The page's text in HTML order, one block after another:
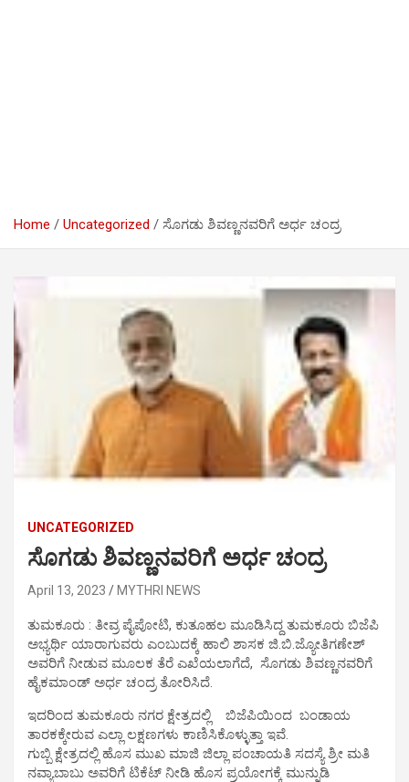
Home Uncategorized ಸೊಗಡು ಶಿವಣ್ಣನವರಿಗೆ ಅರ್ಧ ಚಂದ್ರ
UNCATEGORIZED
ಸೊಗಡು ಶಿವಣ್ಣನವರಿಗೆ ಅರ್ಧ ಚಂದ್ರ
April 13, 2023 MYTHRI NEWS
ತುಮಕೂರು : ತೀವ್ರ ಪೈಪೋಟಿ, ಕುತೂಹಲ ಮೂಡಿಸಿದ್ದ ತುಮಕೂರು ಬಿಜೆಪಿ
ಅಭ್ಯರ್ಥಿ ಯಾರಾಗುವರು ಎಂಬುದಕ್ಕೆ ಹಾಲಿ ಶಾಸಕ ಜಿ.ಬಿ.ಜ್ಯೋತಿಗಣೇಶ್
ಅವರಿಗೆ ನೀಡುವ ಮೂಲಕ ತೆರೆ ಎಖೆಯಲಾಗೆದೆ, ಸೊಗಡು ಶಿವಣ್ಣನವರಿಗೆ
ಹೈಕಮಾಂಡ್ ಅರ್ಧ ಚಂದ್ರ ತೋರಿಸಿದೆ.
ಇದರಿಂದ ತುಮಕೂರು ನಗರ ಕ್ಷೇತ್ರದಲ್ಲಿ ಬಿಜೆಪಿಯಿಂದ ಬಂಡಾಯ
ತಾರಕಕ್ಕೇರುವ ಎಲ್ಲಾ ಲಕ್ಷಣಗಳು ಕಾಣಿಸಿಕೊಳ್ಳುತ್ತಾ ಇವೆ.
ಗುಬ್ಬಿ ಕ್ಷೇತ್ರದಲ್ಲಿ ಹೊಸ ಮುಖ ಮಾಜಿ ಜಿಲ್ಲಾ ಪಂಚಾಯತಿ ಸದಸ್ಯೆ ಶ್ರೀ ಮತಿ
ನವ್ಯಾಬಾಬು ಅವರಿಗೆ ಟಿಕೆಟ್ ನೀಡಿ ಹೊಸ ಪ್ರಯೋಗಕ್ಕೆ ಮುನ್ನುಡಿ